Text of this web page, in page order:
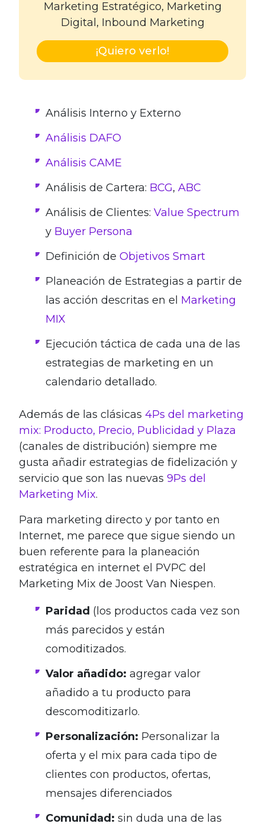
Marketing Estratégico, Marketing
Digital, Inbound Marketing
¡Quiero verlo!
Análisis Interno y Externo
Análisis DAFO
Análisis CAME
Análisis de Cartera: BCG, ABC
Análisis de Clientes: Value Spectrum
y Buyer Persona
Definición de Objetivos Smart
Planeación de Estrategias a partir de
las acción descritas en el Marketing
MIX
Ejecución táctica de cada una de las
estrategias de marketing en un
calendario detallado.
Además de las clásicas 4Ps del marketing
mix: Producto, Precio, Publicidad y Plaza
(canales de distribución) siempre me
gusta añadir estrategias de fidelización y
servicio que son las nuevas 9Ps del
Marketing Mix.
Para marketing directo y por tanto en
Internet, me parece que sigue siendo un
buen referente para la planeación
estratégica en internet el PVPC del
Marketing Mix de Joost Van Niespen.
Paridad (los productos cada vez son
más parecidos y están
comoditizados.
Valor añadido: agregar valor
añadido a tu producto para
descomoditizarlo.
Personalización: Personalizar la
oferta y el mix para cada tipo de
clientes con productos, ofertas,
mensajes diferenciados
Comunidad: sin duda una de las